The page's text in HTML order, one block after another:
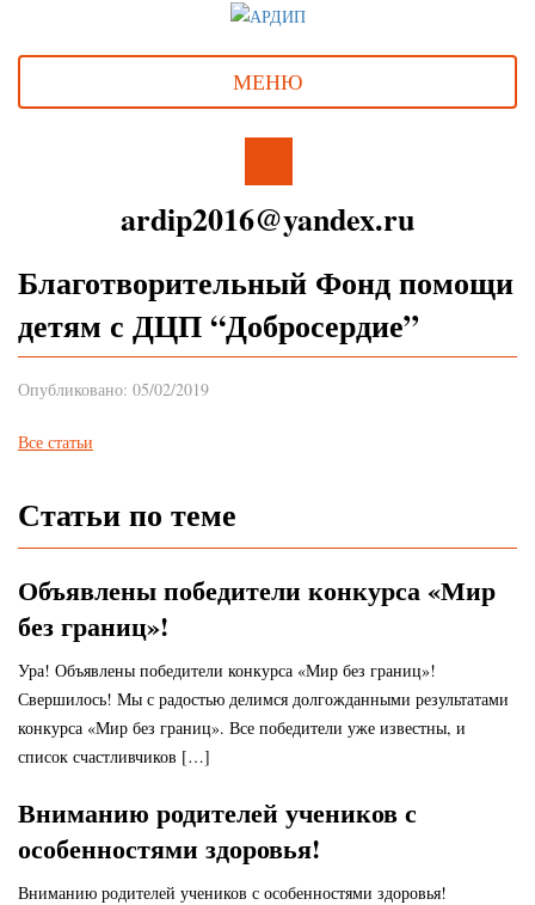
МЕНЮ
ardip2016@yandex.ru
Благотворительный Фонд помощи
детям с ДЦП “Добросердие”
Опубликовано: 05/02/2019
Все статьи
Статьи по теме
Объявлены победители конкурса «Мир
без границ»!
Ура! Объявлены победители конкурса «Мир без границ»!
Свершилось! Мы с радостью делимся долгожданными результатами
конкурса «Мир без границ». Все победители уже известны, и
список счастливчиков […]
Вниманию родителей учеников с
особенностями здоровья!
Вниманию родителей учеников с особенностями здоровья!